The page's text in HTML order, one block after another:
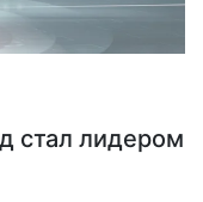
стал лидером